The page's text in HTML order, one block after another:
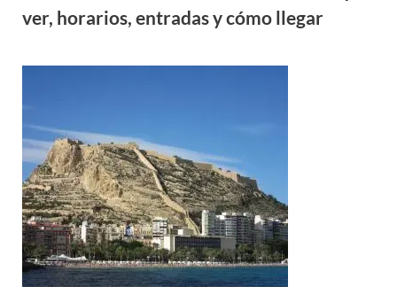
ver, horarios, entradas y cómo llegar